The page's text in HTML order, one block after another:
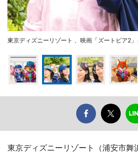
東京ディズニーリゾート 、映画「ズートピア2
東京ディズニーリゾート（浦安市舞